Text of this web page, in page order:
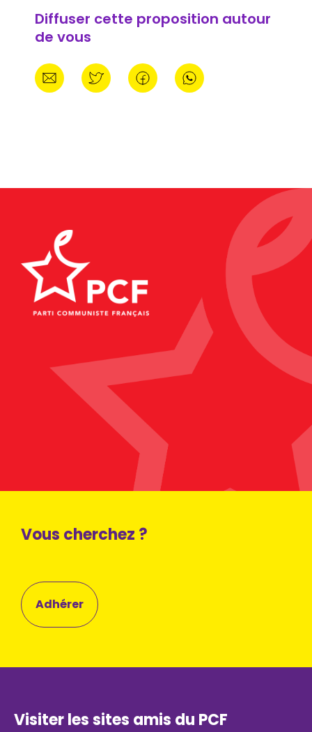
Diffuser cette proposition autour
de vous
Vous cherchez ?
Adhérer
Visiter les sites amis du PCF